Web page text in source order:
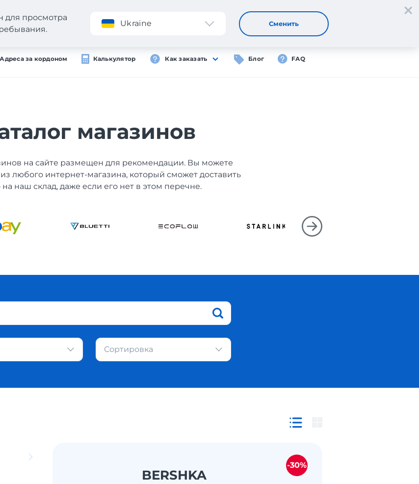
Приложение Регистрация Вход
Адреса за кордоном Калькулятор Как заказать Блог FAQ
для просмотра
Ukraine Сменить
магазинов
на сайте размещен для рекомендации. Вы можете
из любого интернет-магазина, который сможет доставить
на наш склад, даже если его нет в этом перечне.
Сортировка
BERSHKA
-30%